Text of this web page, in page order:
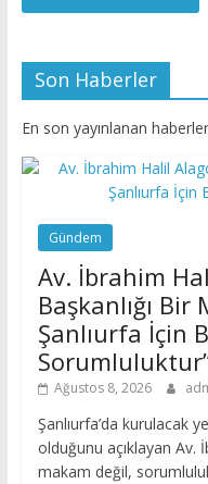
Son Haberler
En son yayınlanan haberler
Gündem
Av. İbrahim
Başkanlığı Bir
Şanlıurfa İçin
Ağustos 8, 2026
Şanlıurfa’da kurulacak
olduğunu açıklayan Av.
makam değil,